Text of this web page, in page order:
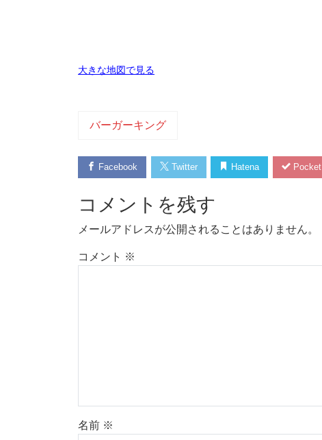
大きな地図で見る
バーガーキング
Facebook Twitter Hatena Pocket
コメントを残す
メールアドレスが公開されることはありません。
コメント ※
名前 ※